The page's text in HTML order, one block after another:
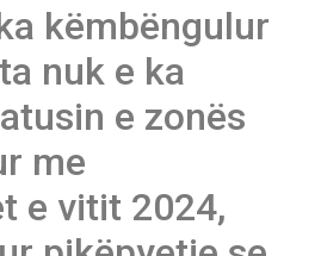
këmbëngulur
nuk e ka
e zonës
me
e vitit 2024,